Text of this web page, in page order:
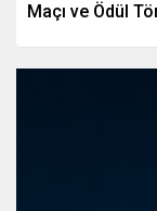
Maçı ve Ödül